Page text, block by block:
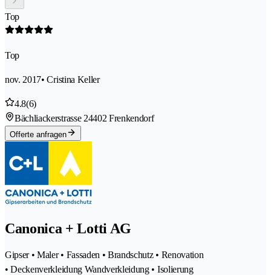
Top
Top
nov. 2017• Cristina Keller
4.8(6)
Bächliackerstrasse 24402 Frenkendorf
Offerte anfragen
Canonica + Lotti AG
Gipser • Maler • Fassaden • Brandschutz • Renovation
• Deckenverkleidung Wandverkleidung • Isolierung